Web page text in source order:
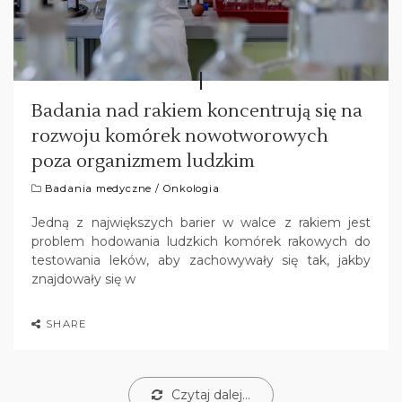
Badania nad rakiem koncentrują się na
rozwoju komórek nowotworowych
poza organizmem ludzkim
Badania medyczne / Onkologia
Jedną z największych barier w walce z rakiem jest
problem hodowania ludzkich komórek rakowych do
testowania leków, aby zachowywały się tak, jakby
znajdowały się w
SHARE
Czytaj dalej...